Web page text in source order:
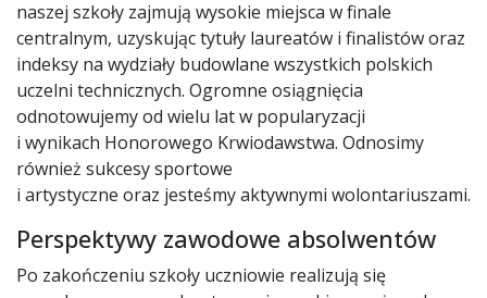
naszej szkoły zajmują wysokie miejsca w finale
centralnym, uzyskując tytuły laureatów i finalistów oraz
indeksy na wydziały budowlane wszystkich polskich
uczelni technicznych. Ogromne osiągnięcia
odnotowujemy od wielu lat w popularyzacji
i wynikach Honorowego Krwiodawstwa. Odnosimy
również sukcesy sportowe
i artystyczne oraz jesteśmy aktywnymi wolontariuszami.
Perspektywy zawodowe absolwentów
Po zakończeniu szkoły uczniowie realizują się